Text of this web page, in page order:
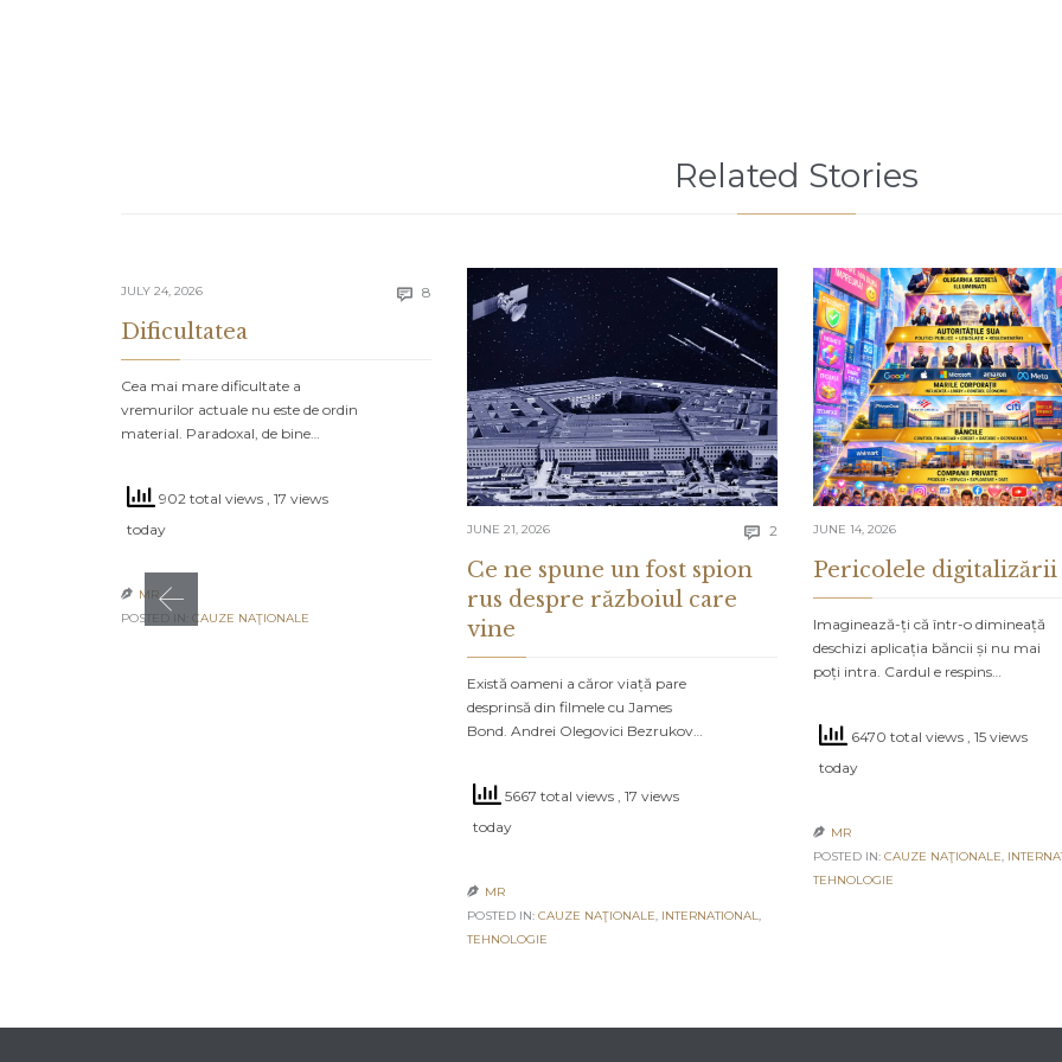
Related Stories
JULY 24, 2026  8 Comments
Dificultatea
Cea mai mare dificultate a
vremurilor actuale nu este de ordin
material. Paradoxal, de bine…
902 total views , 17 views
today
 MR
POSTED IN: CAUZE NAŢIONALE
JUNE 21, 2026  2 Comments
Ce ne spune un fost spion
rus despre războiul care
vine
Există oameni a căror viață pare
desprinsă din filmele cu James
Bond. Andrei Olegovici Bezrukov…
5667 total views , 17 views
today
 MR
POSTED IN: CAUZE NAŢIONALE, INTERNATIONAL,
TEHNOLOGIE
JUNE 14, 2026
Pericolele digitalizării
Imaginează-ți că într-o dimineață
deschizi aplicația băncii și nu mai
poți intra. Cardul e respins…
6470 total views , 15 views
today
 MR
POSTED IN: CAUZE NAŢIONALE,
TEHNOLOGIE